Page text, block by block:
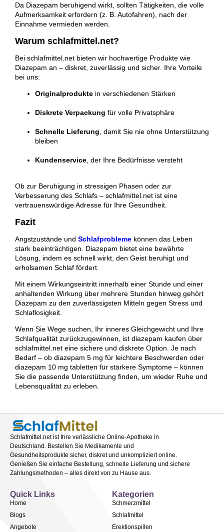
Da Diazepam beruhigend wirkt, sollten Tätigkeiten, die volle
Aufmerksamkeit erfordern (z. B. Autofahren), nach der
Einnahme vermieden werden.
Warum schlafmittel.net?
Bei schlafmittel.net bieten wir hochwertige Produkte wie
Diazepam an – diskret, zuverlässig und sicher. Ihre Vorteile
bei uns:
Originalprodukte in verschiedenen Stärken
Diskrete Verpackung für volle Privatsphäre
Schnelle Lieferung , damit Sie nie ohne Unterstützung
bleiben
Kundenservice , der Ihre Bedürfnisse versteht
Ob zur Beruhigung in stressigen Phasen oder zur
Verbesserung des Schlafs – schlafmittel.net ist eine
vertrauenswürdige Adresse für Ihre Gesundheit.
Fazit
Angstzustände und Schlafprobleme können das Leben
stark beeinträchtigen. Diazepam bietet eine bewährte
Lösung, indem es schnell wirkt, den Geist beruhigt und
erholsamen Schlaf fördert.
Mit einem Wirkungseintritt innerhalb einer Stunde und einer
anhaltenden Wirkung über mehrere Stunden hinweg gehört
Diazepam zu den zuverlässigsten Mitteln gegen Stress und
Schlaflosigkeit.
Wenn Sie Wege suchen, Ihr inneres Gleichgewicht und Ihre
Schlafqualität zurückzugewinnen, ist diazepam kaufen über
schlafmittel.net eine sichere und diskrete Option. Je nach
Bedarf – ob diazepam 5 mg für leichtere Beschwerden oder
diazepam 10 mg tabletten für stärkere Symptome – können
Sie die passende Unterstützung finden, um wieder Ruhe und
Lebensqualität zu erleben.
Schlafmittel.net ist Ihre verlässliche Online-Apotheke in
Deutschland. Bestellen Sie Medikamente und
Gesundheitsprodukte sicher, diskret und unkompliziert online.
Genießen Sie einfache Bestellung, schnelle Lieferung und sichere
Zahlungsmethoden – alles direkt von zu Hause aus.
Kategorien
Schmerzmittel
Schlafmittel
Erektionspillen
Quick Links
Home
Blogs
Angebote